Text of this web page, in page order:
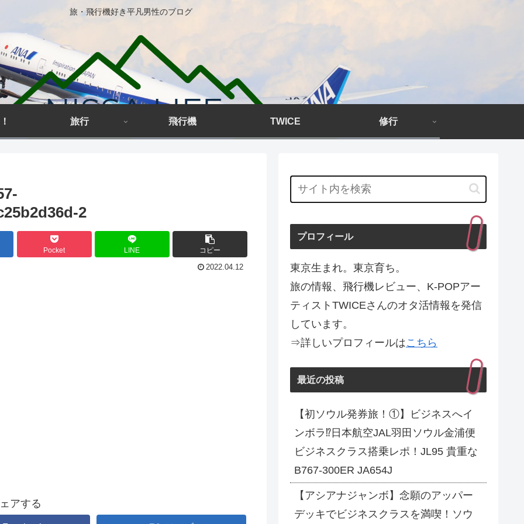
旅・飛行機好き平凡男性のブログ
旅行 飛行機 TWICE 修行
2
Pocket LINE コピー
2022.04.12
アする
プロフィール
東京生まれ。東京育ち。
旅の情報、飛行機レビュー、K-POPアー
ティストTWICEさんのオタ活情報を発信
しています。
⇒詳しいプロフィールはこちら
最近の投稿
【初ソウル発券旅！①】ビジネスへイ
ンボラ⁉日本航空JAL羽田ソウル金浦便
ビジネスクラス搭乗レポ！JL95 貴重な
B767-300ER JA654J
【アシアナジャンボ】念願のアッパー
デッキでビジネスクラスを満喫！ソウ